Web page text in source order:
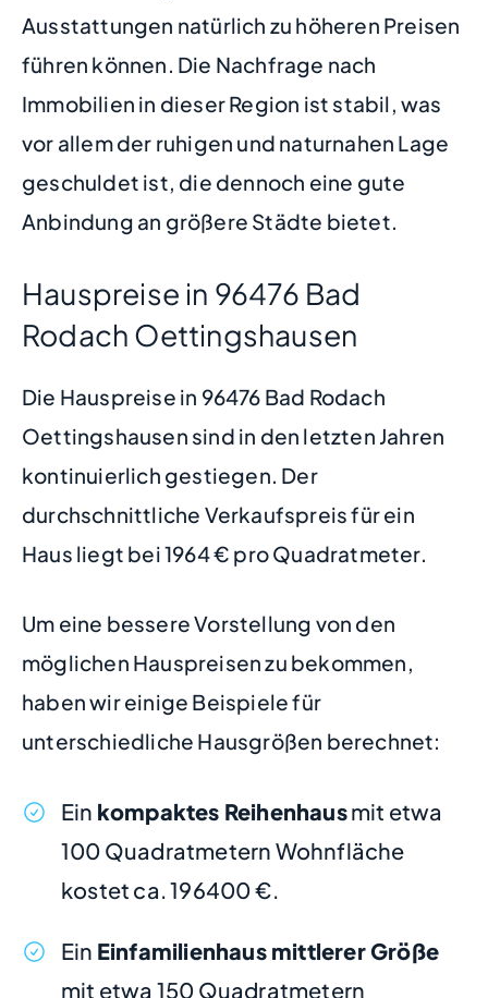
Ausstattungen natürlich zu höheren Preisen
führen können. Die Nachfrage nach
Immobilien in dieser Region ist stabil, was
vor allem der ruhigen und naturnahen Lage
geschuldet ist, die dennoch eine gute
Anbindung an größere Städte bietet.
Hauspreise in 96476 Bad
Rodach Oettingshausen
Die Hauspreise in 96476 Bad Rodach
Oettingshausen sind in den letzten Jahren
kontinuierlich gestiegen. Der
durchschnittliche Verkaufspreis für ein
Haus liegt bei 1964 € pro Quadratmeter.
Um eine bessere Vorstellung von den
möglichen Hauspreisen zu bekommen,
haben wir einige Beispiele für
unterschiedliche Hausgrößen berechnet:
Ein kompaktes Reihenhausmit etwa
100 Quadratmetern Wohnfläche
kostet ca. 196400 €.
Ein Einfamilienhaus mittlerer Größe
mit etwa 150 Quadratmetern